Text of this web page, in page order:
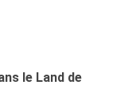
le Land de